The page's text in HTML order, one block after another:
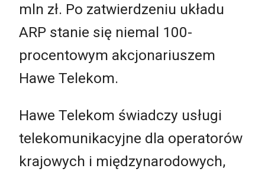
mln zł. Po zatwierdzeniu układu
ARP stanie się niemal 100-
procentowym akcjonariuszem
Hawe Telekom.
Hawe Telekom świadczy usługi
telekomunikacyjne dla operatorów
krajowych i międzynarodowych,